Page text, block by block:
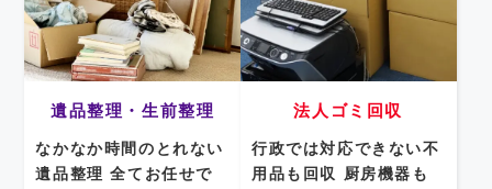
遺品整理・生前整理
なかなか時間のとれない
遺品整理 全てお任せで
法人ゴミ回収
行政では対応できない不
用品も回収
厨房機器も